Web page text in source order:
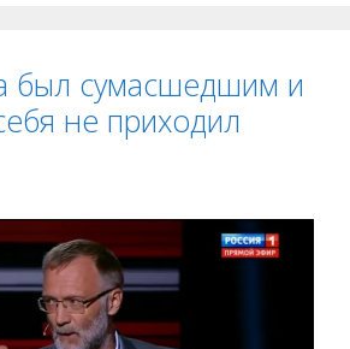
был сумасшедшим и
не приходил